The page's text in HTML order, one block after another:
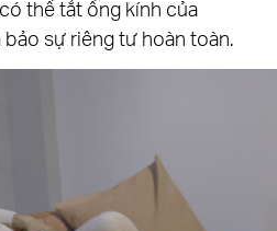
thể tắt ống kính của
sự riêng tư hoàn toàn.